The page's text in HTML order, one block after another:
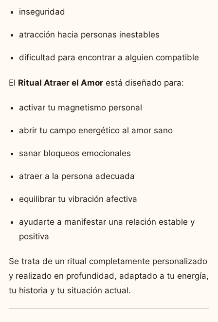
inseguridad
atracción hacia personas inestables
dificultad para encontrar a alguien compatible
El Ritual Atraer el Amor está diseñado para:
activar tu magnetismo personal
abrir tu campo energético al amor sano
sanar bloqueos emocionales
atraer a la persona adecuada
equilibrar tu vibración afectiva
ayudarte a manifestar una relación estable y
positiva
Se trata de un ritual completamente personalizado
y realizado en profundidad, adaptado a tu energía,
tu historia y tu situación actual.